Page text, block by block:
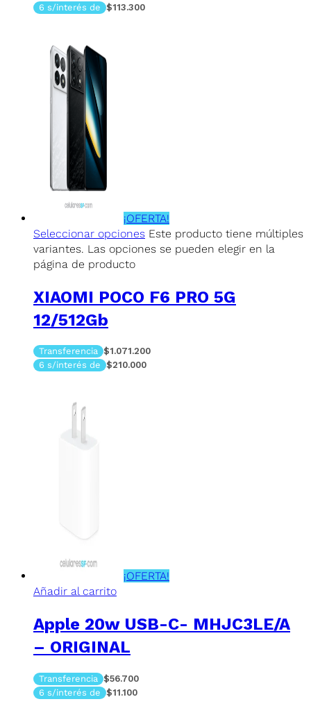
6 s/interés de $113.300
¡OFERTA!
Seleccionar opciones Este producto tiene múltiples
variantes. Las opciones se pueden elegir en la
página de producto
XIAOMI POCO F6 PRO 5G
12/512Gb
Transferencia $1.071.200
6 s/interés de $210.000
¡OFERTA!
Añadir al carrito
Apple 20w USB-C- MHJC3LE/A
– ORIGINAL
Transferencia $56.700
6 s/interés de $11.100